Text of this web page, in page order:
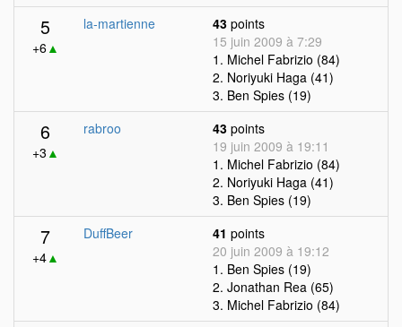
5
+6▲
la-martienne 43 points
15 juin 2009 à 7:29
1. Michel Fabrizio (84)
2. Noriyuki Haga (41)
3. Ben Spies (19)
6
+3 ▲
rabroo 43 points
19 juin 2009 à 19:11
1. Michel Fabrizio (84)
2. Noriyuki Haga (41)
3. Ben Spies (19)
7
+4▲
DuffBeer 41 points
20 juin 2009 à 19:12
1. Ben Spies (19)
2. Jonathan Rea (65)
3. Michel Fabrizio (84)